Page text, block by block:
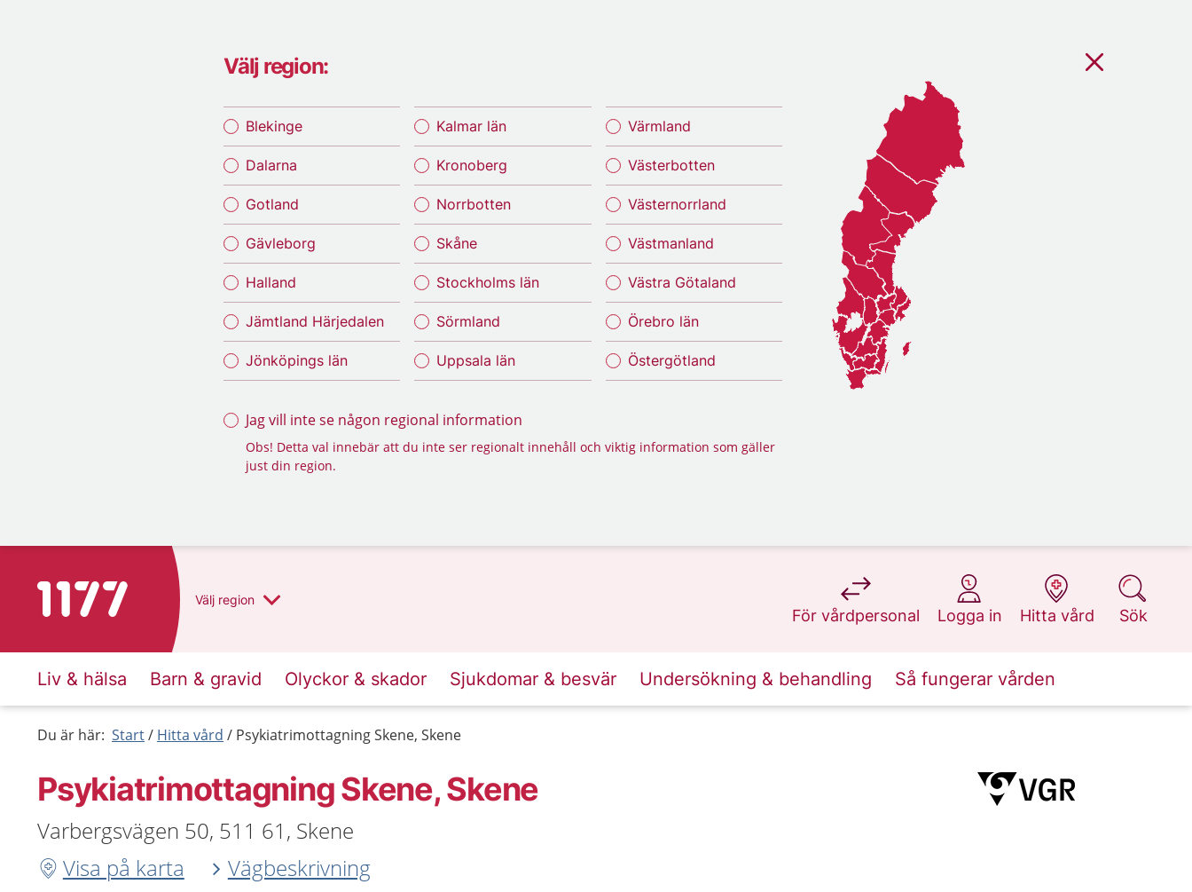
Välj region:
Blekinge
Dalarna
Gotland
Gävleborg
Halland
Jämtland Härjedalen
Jönköpings län
Kalmar län
Kronoberg
Norrbotten
Skåne
Stockholms län
Sörmland
Uppsala län
Värmland
Västerbotten
Västernorrland
Västmanland
Västra Götaland
Örebro län
Östergötland
Jag vill inte se någon regional information
Obs! Detta val innebär att du inte ser regionalt innehåll och viktig information som gäller
just din region.
Till startsidan för 1177 Välj region
För vårdpersonal
på 1177.se
Logga in
på 1177.se
Hitta vård
på 1177.se
Sök
på 1177.se
Liv & hälsa Barn & gravid Olyckor & skador Sjukdomar & besvär Undersökning & behandling Så fungerar vården
Du är här: Start Hitta vård Psykiatrimottagning Skene, Skene
Psykiatrimottagning Skene, Skene
Varbergsvägen 50, 511 61, Skene
Visa på karta
Vägbeskrivning